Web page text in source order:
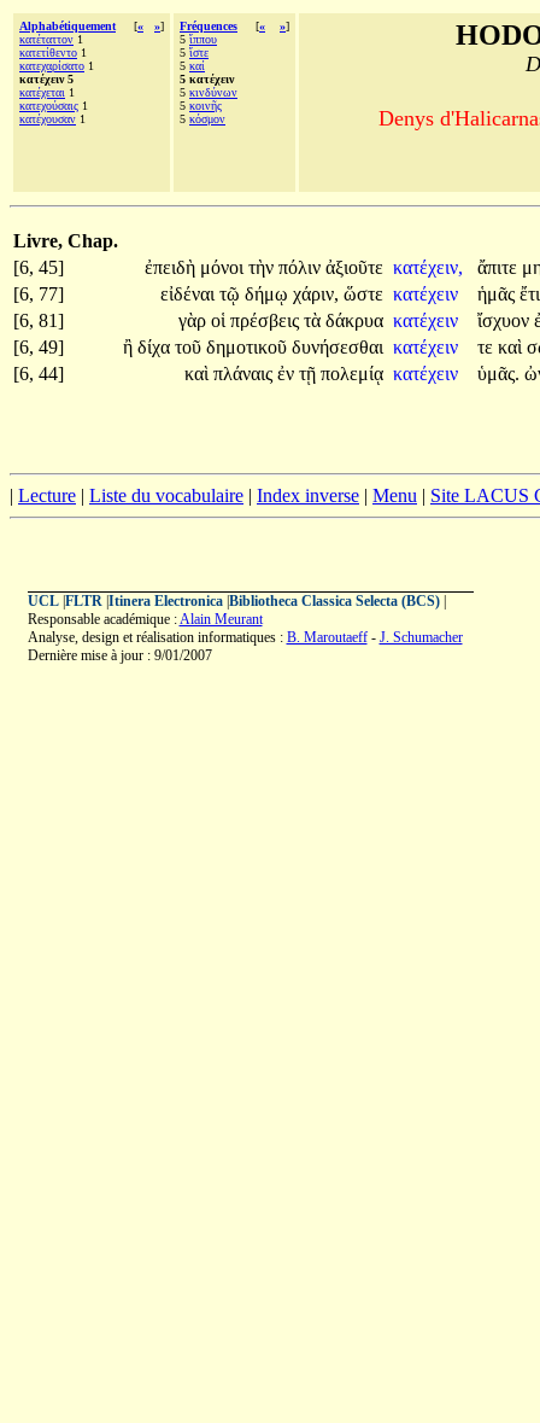
Alphabétiquement [« »]
κατέταττον 1
κατετίθεντο 1
κατεχαρίσατο 1
κατέχειν 5
κατέχεται 1
κατεχούσαις 1
κατέχουσαν 1
Fréquences [« »]
5 ἵππου
5 ἴστε
5 καί
5 κατέχειν
5 κινδύνων
5 κοινῆς
5 κόσμον Denys
Livre, Chap.
[6, 45]
ἐπειδὴ μόνοι τὴν πόλιν ἀξιοῦτε κατέχειν, ἄπιτε
[6, 77]
εἰδέναι τῷ δήμῳ χάριν, ὥστε κατέχειν ἡμᾶς
[6, 81]
γὰρ οἱ πρέσβεις τὰ δάκρυα κατέχειν ἴσχυον
[6, 49]
ἢ δίχα τοῦ δημοτικοῦ δυνήσεσθαι κατέχειν τε καὶ
[6, 44]
καὶ πλάναις ἐν τῇ πολεμίᾳ κατέχειν ὑμᾶς.
| Lecture | Liste du vocabulaire | Index inverse | Menu | Site LACUS
UCL| FLTR| Itinera Electronica| Bibliotheca Classica Selecta (BCS)|
Responsable académique :Alain Meurant
Analyse, design et réalisation informatiques : B. Maroutaeff- J. Schumacher
Dernière mise à jour : 9/01/2007